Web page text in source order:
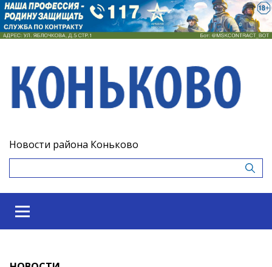
Новости района Коньково